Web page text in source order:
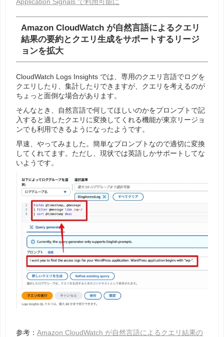
Amazon CloudWatch が自然言語によるクエリ
結果の要約とクエリ生成をサポートするリージ
ョンを拡大
CloudWatch Logs Insights では、専用のクエリ言語でログを
クエリしたり、集計したりできますが、クエリを考えるのが
ちょっと面倒な場合があります。
そんなとき、自然言語で何してほしいのかをプロンプトで記
入すると適したクエリに変換してくれる機能が東京リージョ
ンでも利用できるようになったようです。
早速、やってみました。簡単なプロンプトなので適切に変換
してくれてます。ただし、現状では英語しかサポートしてな
いようです。
参考： Amazon CloudWatch が自然言語によるクエリ結果の